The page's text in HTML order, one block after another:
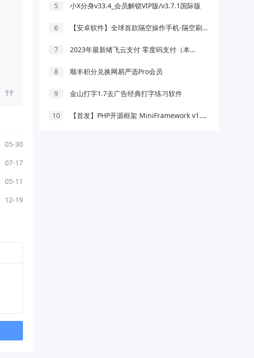
05-30
07-17
05-11
12-19
5 小X分身v33.4_会员解锁VIP版/v3.7.1国际版
6 【安卓软件】全球首款隔空操作手机-隔空刷短视频
7 2023年最新绪飞云支付 零度码支付（本地版）
8 顺丰积分兑换网易严选Pro会员
9 金山打字1.7去广告经典打字练习软件
10 【首发】PHP开源框架 MiniFramework v1.5.0